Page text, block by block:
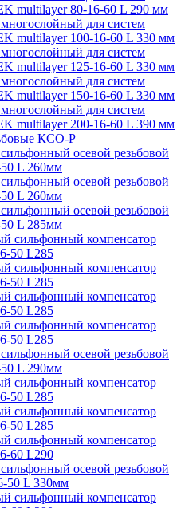
multilayer 80-16-60 L 290 мм
для систем
multilayer 100-16-60 L 330 мм
для систем
multilayer 125-16-60 L 330 мм
для систем
multilayer 150-16-60 L 330 мм
для систем
multilayer 200-16-60 L 390 мм
КСО-Р
осевой резьбовой
L 260мм
осевой резьбовой
L 260мм
осевой резьбовой
L 285мм
сильфонный компенсатор
50 L285
сильфонный компенсатор
50 L285
сильфонный компенсатор
50 L285
сильфонный компенсатор
50 L285
осевой резьбовой
L 290мм
сильфонный компенсатор
50 L285
сильфонный компенсатор
50 L285
сильфонный компенсатор
60 L290
осевой резьбовой
50 L 330мм
сильфонный компенсатор